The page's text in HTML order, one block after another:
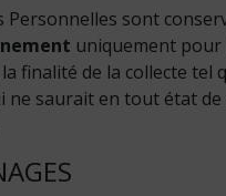
sont
uniquement pour
finalité de la collecte tel
ne saurait en tout état de